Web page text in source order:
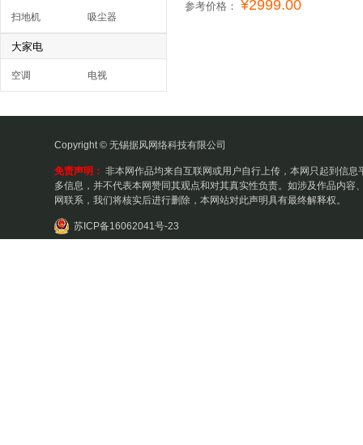
扫地机 吸尘器
大家电
空调 电视
参考价格： ¥2999.00
Copyright © 无锡据风网络科技有限公司
免责声明： 非本网作品均来自互联网或用户自行上传，本网只起到信息
多信息，并不代表本网赞同其观点和对其真实性负责。如涉及作品内容
网联系，我们将核实后进行删除，本网站对此声明具有最终解释权。
苏ICP备16062041号-23